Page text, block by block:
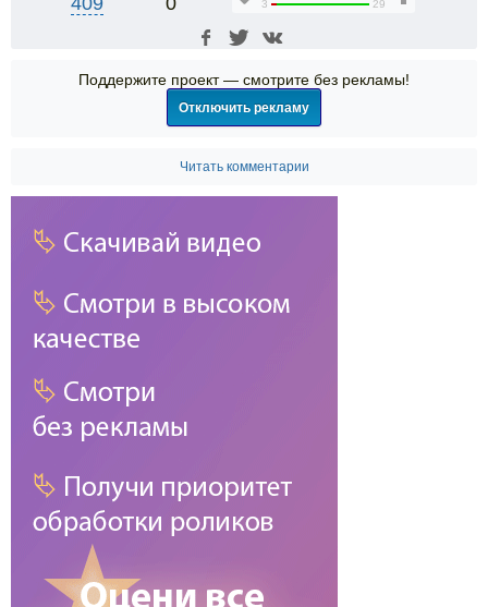
3 29
Поддержите проект — смотрите без рекламы!
Отключить рекламу
Читать комментарии